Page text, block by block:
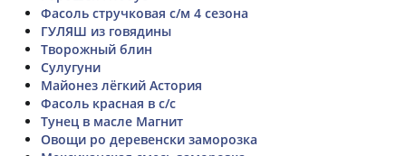
Фасоль стручковая с/м 4 сезона
ГУЛЯШ из говядины
Творожный блин
Сулугуни
Майонез лёгкий Астория
Фасоль красная в с/с
Тунец в масле Магнит
Овощи ро деревенски заморозка